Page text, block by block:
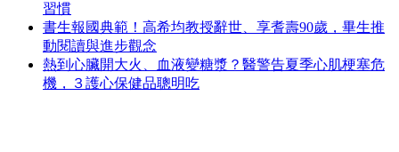
習慣
書生報國典範！高希均教授辭世、享耆壽90歲，畢生推
動閱讀與進步觀念
熱到心臟開大火、血液變糖漿？醫警告夏季心肌梗塞危
機，３護心保健品聰明吃